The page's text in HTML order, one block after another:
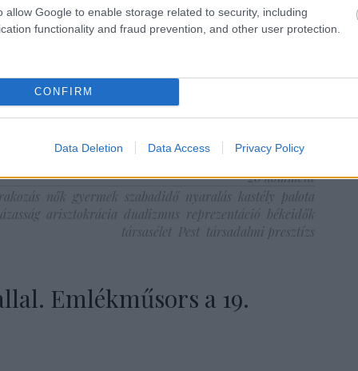
allow Google to enable storage related to security, including
functionality and fraud prevention, and other user protection.
CONFIRM
Data Deletion Data Access Privacy Policy
tekintette, hogy mindenből a legmagasabb
minden területén tiszteletet követelt magának és igényt
20komment
nők gyermek szabadidő nyaralás kastély palota
arisztokrácia dualizmus reprezentáció békeidők
társasélet Pest társadalmi presztízs
Emlékműsors a 19.